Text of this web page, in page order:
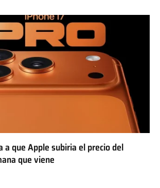
a que Apple subiria el precio del
que viene